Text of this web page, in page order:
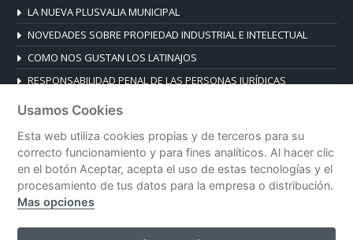
LA NUEVA PLUSVALIA MUNICIPAL
NOVEDADES SOBRE PROPIEDAD INDUSTRIAL E INTELECTUAL
COMO NOS GUSTAN LOS LATINAJOS
RESPONSABILIDAD PENAL DE LAS PERSONAS JURÍDICAS
CONTACTO
Plaza de la Reina 19, Esc. B, 1º B
46003 Valencia, España
Tel. +34 96 392 14 03
despacho@blanesabogados.com
Usamos Cookies
Esta web utiliza cookies propias y de terceros para su
correcto funcionamiento y para fines analíticos. Al hacer clic
en el botón Aceptar, acepta el uso de estas tecnologías y el
procesamiento de tus datos para la empresa o distribución.
Mas opciones